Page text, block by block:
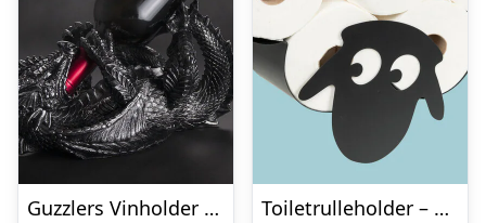
Guzzlers Vinholder Drage
Toiletrulleholder – Liggende får